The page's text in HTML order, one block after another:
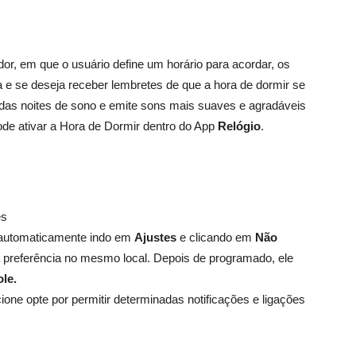
em que o usuário define um horário para acordar, os
se deseja receber lembretes de que a hora de dormir se
noites de sono e emite sons mais suaves e agradáveis
ativar a Hora de Dormir dentro do App Relógio.
indo em Ajustes e clicando em Não
no mesmo local. Depois de programado, ele
opte por permitir determinadas notificações e ligações